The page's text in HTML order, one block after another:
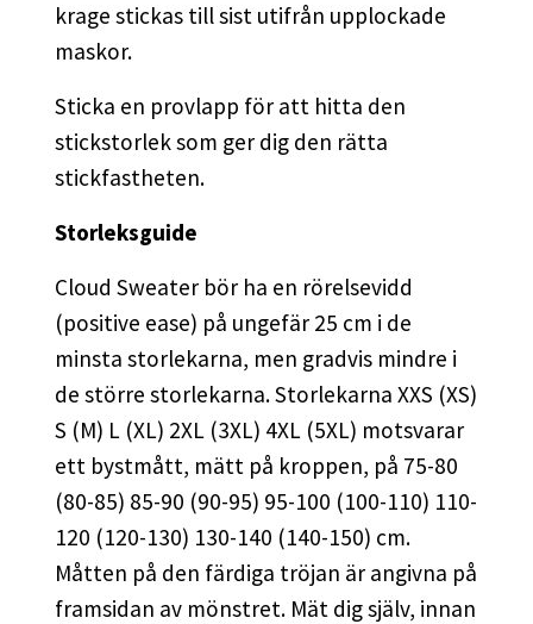
krage stickas till sist utifrån upplockade
maskor.
Sticka en provlapp för att hitta den
stickstorlek som ger dig den rätta
stickfastheten.
Storleksguide
Cloud Sweater bör ha en rörelsevidd
(positive ease) på ungefär 25 cm i de
minsta storlekarna, men gradvis mindre i
de större storlekarna. Storlekarna XXS (XS)
S (M) L (XL) 2XL (3XL) 4XL (5XL) motsvarar
ett bystmått, mätt på kroppen, på 75-80
(80-85) 85-90 (90-95) 95-100 (100-110) 110-
120 (120-130) 130-140 (140-150) cm.
Måtten på den färdiga tröjan är angivna på
framsidan av mönstret. Mät dig själv, innan